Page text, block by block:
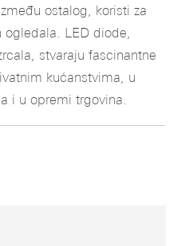
ostalog, koristi za
ogledala. LED diode,
stvaraju fascinantne
kućanstvima, u
i u opremi trgovina.